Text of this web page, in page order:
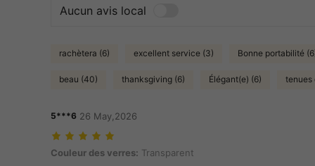
Aucun avis local
rachètera (6) excellent service (3) Bonne portabilité
beau (40) thanksgiving (6) Élégant(e) (6) tenues
5***6 26 May,2026
Couleur des verres: Transparent
Couleur des verres: Transparent